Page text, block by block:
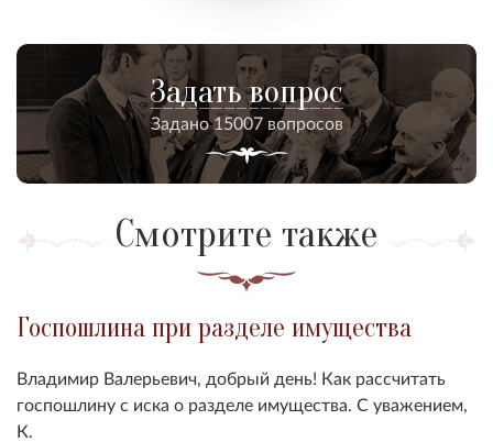
Задать вопрос
Задано 15007 вопросов
Смотрите также
Госпошлина при разделе имущества
Владимир Валерьевич, добрый день! Как рассчитать
госпошлину с иска о разделе имущества. С уважением,
К.